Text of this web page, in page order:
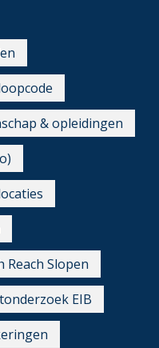
& opleidingen
Reach Slopen
EIB